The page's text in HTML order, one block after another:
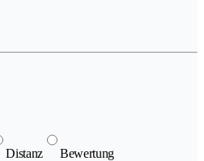
Distanz Bewertung